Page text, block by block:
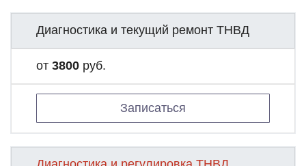
Диагностика и текущий ремонт ТНВД
от 3800 руб.
Записаться